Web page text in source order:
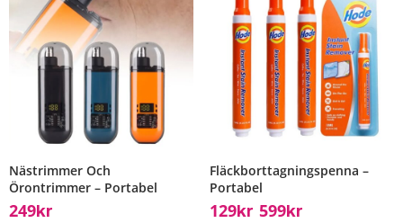
Nästrimmer Och
Örontrimmer – Portabel
249Kr
Fläckborttagningspenna –
Portabel
129Kr 599Kr